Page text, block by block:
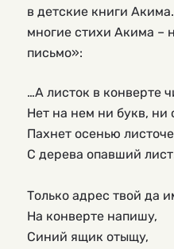
в детские книги
многие стихи Акима –
письмо»:
…А листок в конверте
Нет на нем ни букв, ни
Пахнет осенью
С дерева опавший
Только адрес твой да
На конверте напишу,
Синий ящик отыщу,